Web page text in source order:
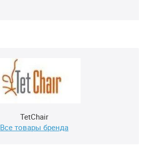
TetChair
Все товары бренда